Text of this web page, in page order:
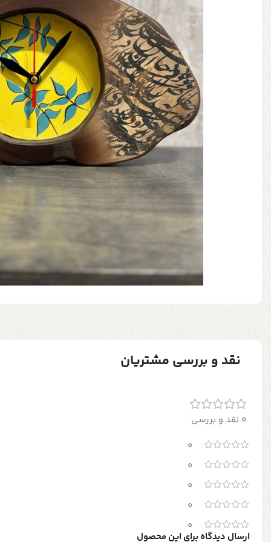
نقد و بررسی مشتریان
0 نقد و بررسی
0
0
0
0
0
ارسال دیدگاه برای این محصول